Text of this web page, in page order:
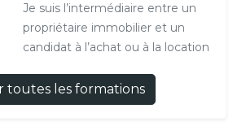
Je suis l’intermédiaire entre un
propriétaire immobilier et un
candidat à l’achat ou à la location
toutes les formations